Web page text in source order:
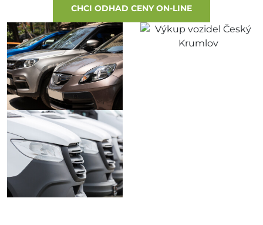
CHCI ODHAD CENY ON-LINE